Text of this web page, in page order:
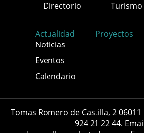
Directorio
Turismo
Actualidad
Noticias
Eventos
Calendario
Proyectos
Tomas Romero de Castilla, 2 06011
924 21 22 44.